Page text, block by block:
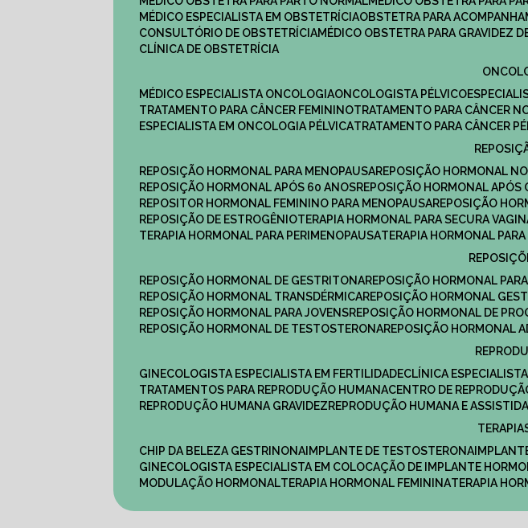
MÉDICO ESPECIALISTA EM OBSTETRÍCIA
OBSTETRA PARA
CONSULTÓRIO DE OBSTETRÍCIA
MÉDICO OBSTETRA PARA GRAVIDEZ
CLÍNICA DE OBSTETRÍCIA
MÉDICO ESPECIALISTA ONCOLOGIA
ONCOLOGISTA PÉLVICO
TRATAMENTO PARA CÂNCER FEMININO
TRATAMENTO PARA CÂNCER
ESPECIALISTA EM ONCOLOGIA PÉLVICA
TRATAMENTO PARA CÂNCER
REPOSIÇÃO HORMONAL PARA MENOPAUSA
REPOSIÇÃO HORMONAL
REPOSIÇÃO HORMONAL APÓS 60 ANOS
REPOSIÇÃO HORMONAL
REPOSITOR HORMONAL FEMININO PARA MENOPAUSA
REPOSIÇÃO
REPOSIÇÃO DE ESTROGÊNIO
TERAPIA HORMONAL PARA SECURA
TERAPIA HORMONAL PARA PERIMENOPAUSA
TERAPIA HORMONAL
REPOSIÇÃO HORMONAL DE GESTRITONA
REPOSIÇÃO HORMONAL
REPOSIÇÃO HORMONAL TRANSDÉRMICA
REPOSIÇÃO HORMONAL
REPOSIÇÃO HORMONAL PARA JOVENS
REPOSIÇÃO HORMONAL DE
REPOSIÇÃO HORMONAL DE TESTOSTERONA
REPOSIÇÃO HORMONAL
GINECOLOGISTA ESPECIALISTA EM FERTILIDADE
CLÍNICA
TRATAMENTOS PARA REPRODUÇÃO HUMANA
CENTRO DE
REPRODUÇÃO HUMANA GRAVIDEZ
REPRODUÇÃO HUMANA E ASSISTIDA
CHIP DA BELEZA GESTRINONA IMPLANTE DE TESTOSTERONA
GINECOLOGISTA ESPECIALISTA EM COLOCAÇÃO DE IMPLANTE
MODULAÇÃO HORMONAL
TERAPIA HORMONAL FEMININA TERAPIA